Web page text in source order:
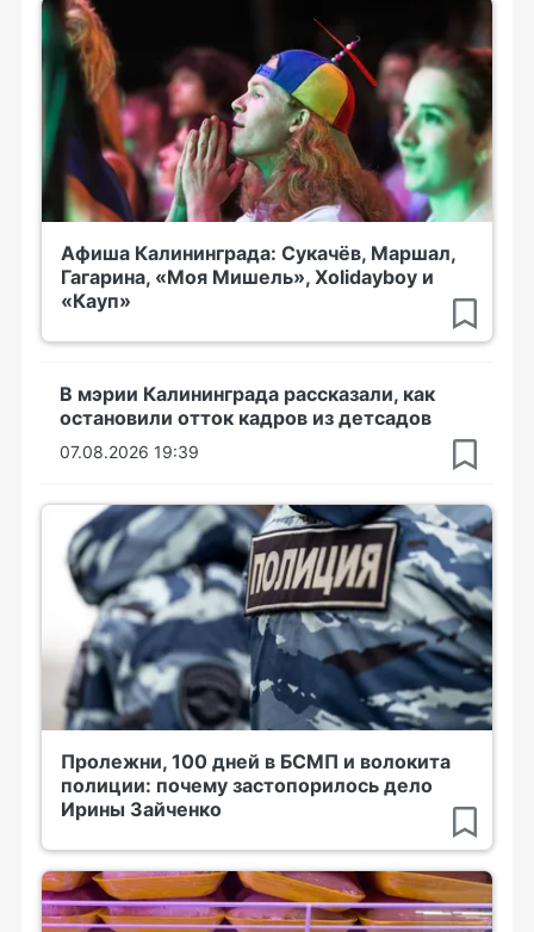
Афиша Калининграда: Сукачёв, Маршал,
Гагарина, «Моя Мишель», Xolidayboy и
«Кауп»
В мэрии Калининграда рассказали, как
остановили отток кадров из детсадов
07.08.2026 19:39
Пролежни, 100 дней в БСМП и волокита
полиции: почему застопорилось дело
Ирины Зайченко